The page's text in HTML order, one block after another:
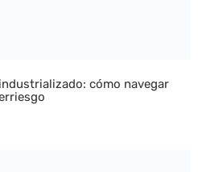
cómo navegar